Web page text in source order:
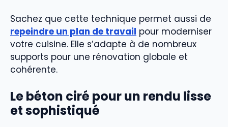
Sachez que cette technique permet aussi de
repeindre un plan de travail pour moderniser
votre cuisine. Elle s’adapte à de nombreux
supports pour une rénovation globale et
cohérente.
Le béton ciré pour un rendu lisse
et sophistiqué